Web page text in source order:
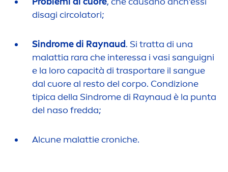
disagi circolatori;
Sindrome di Raynaud. Si tratta di una
malattia rara che interessa i vasi sanguigni
e la loro capacità di trasportare il sangue
dal cuore al resto del corpo. Condizione
tipica della Sindrome di Raynaud è la punta
del naso fredda;
Alcune malattie croniche.